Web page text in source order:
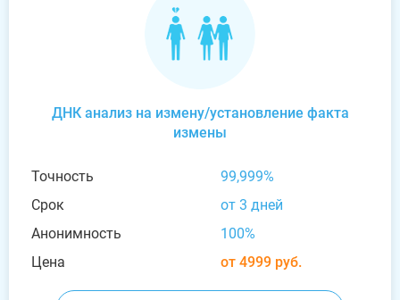
ДНК анализ на измену/установление факта
измены
Точность
99,999%
Срок
от 3 дней
Анонимность
100%
Цена
от 4999 руб.